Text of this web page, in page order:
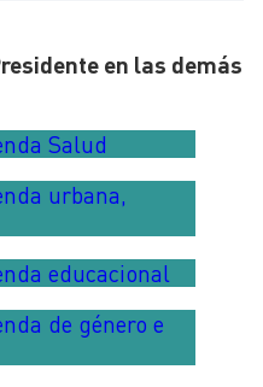
en las demás
Salud
urbana,
educacional
de género e